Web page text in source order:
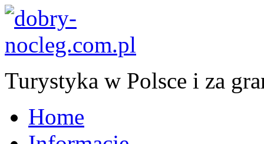
Turystyka w Polsce i za
Home